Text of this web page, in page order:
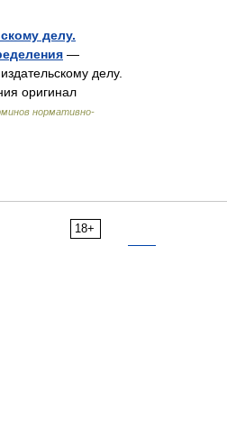
делу.
—
делу.
оригинал
нормативно-
18+